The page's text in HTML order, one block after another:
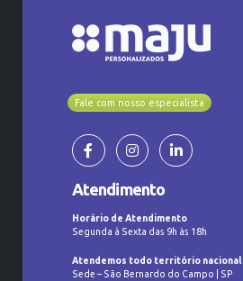
Fale com nosso especialista
Atendimento
Horário de Atendimento
Segunda à Sexta das 9h às 18h
Atendemos todo território nacional
Sede – São Bernardo do Campo | SP